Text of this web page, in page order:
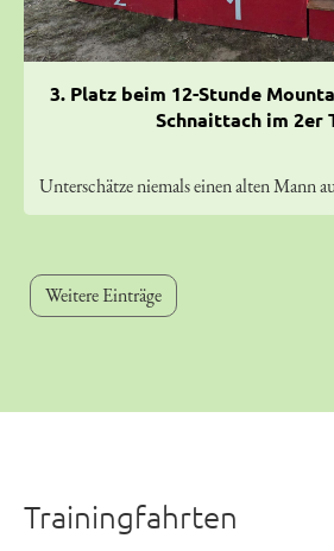
3. Platz beim 12-Stunde
Schnaittach im 2er
Unterschätze niemals einen alten Mann
Weitere Einträge
Trainingfahrten
200